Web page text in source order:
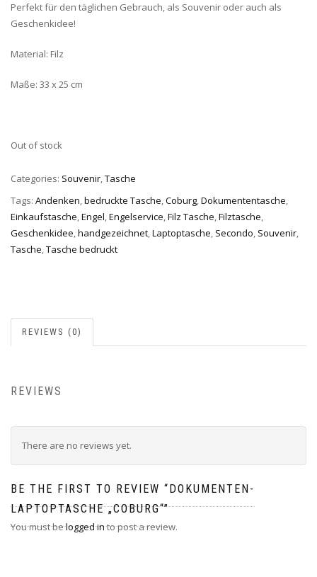
Perfekt für den täglichen Gebrauch, als Souvenir oder auch als
Geschenkidee!
Material: Filz
Maße: 33 x 25 cm
Out of stock
Categories: Souvenir,Tasche
Tags: Andenken,bedruckte Tasche,Coburg,Dokumententasche,
Einkaufstasche,Engel,Engelservice,Filz Tasche,Filztasche,
Geschenkidee,handgezeichnet,Laptoptasche, Secondo, Souvenir,
Tasche,Tasche bedruckt
REVIEWS (0)
REVIEWS
There are no reviews yet.
BE THE FIRST TO REVIEW “DOKUMENTEN-
LAPTOPTASCHE „COBURG“”
You must belogged into post a review.